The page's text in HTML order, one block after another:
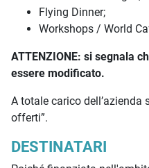
Flying Dinner;
Workshops / World
ATTENZIONE: si segnala
essere modificato.
A totale carico
offerti”.
DESTINATARI